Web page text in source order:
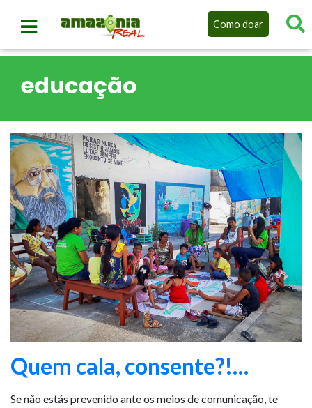
Como doar
educação
Quem cala, consente?!…
Se não estás prevenido ante os meios de comunicação, te